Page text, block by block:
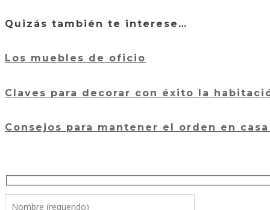
Quizás también te interese…
Los muebles de oficio
Claves para decorar con éxito la
Consejos para mantener el orden en